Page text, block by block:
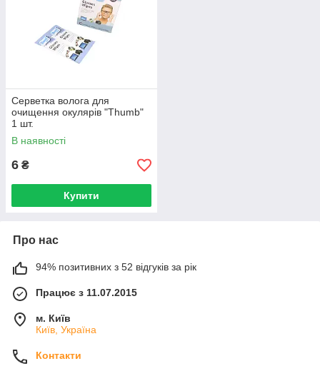
Серветка волога для
очищення окулярів "Thumb"
1 шт.
В наявності
6 ₴
Купити
Про нас
94% позитивних з 52 відгуків за рік
Працює з 11.07.2015
м. Київ
Київ, Україна
Контакти